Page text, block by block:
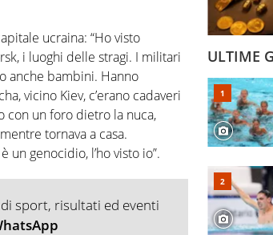
ucraina: “Ho visto
i luoghi delle stragi. I militari
anche bambini. Hanno
vicino Kiev, c’erano cadaveri
con un foro dietro la nuca,
tornava a casa.
un genocidio, l’ho visto io”.
sport, risultati ed eventi
ULTIME